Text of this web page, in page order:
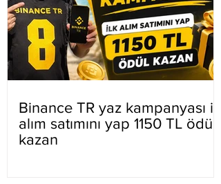
Binance TR yaz kampanyası ilk
alım satımını yap 1150 TL ödül
kazan